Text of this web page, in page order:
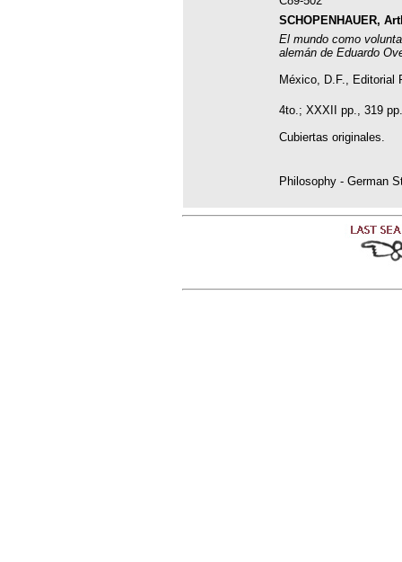
SCHOPENHAUER,
El mundo como
alemán de Eduardo
México, D.F., Editorial
4to.; XXXII pp., 319
Cubiertas originales.
Philosophy - German